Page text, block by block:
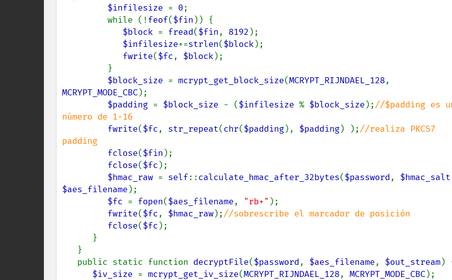
$infilesize = 0;
         while (!
feof($fin )) {
$block = fread($fin, 8192 );
$infilesize+=strlen($block);
fwrite($fc, $block);
$block_size = mcrypt_get_block_size(MCRYPT_RIJNDAEL_128
MCRYPT_MODE_CBC);
$padding = $block_size - ($infilesize % $block_size );//$padding es
número de 1-16
fwrite($fc, str_repeat(chr($padding), $padding) );//realiza PKCS7
padding
fclose($fin );
fclose($fc );
$hmac_raw = self::calculate_hmac_after_32bytes($password, $hmac_salt
$aes_filename );
$fc = fopen($aes_filename, "rb+" );
fwrite($fc, $hmac_raw);//sobrescribe el marcador de posición
fclose($fc );
   public static function
decryptFile($password, $aes_filename, $out_stream)
$iv_size = mcrypt_get_iv_size(MCRYPT_RIJNDAEL_128, MCRYPT_MODE_CBC);